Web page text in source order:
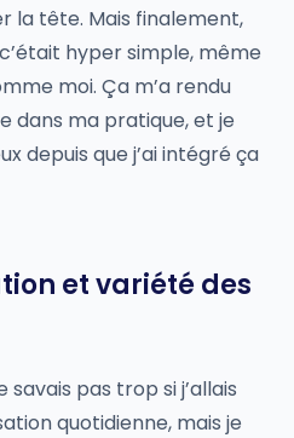
la tête. Mais finalement,
hyper simple, même
moi. Ça m’a rendu
dans ma pratique, et je
depuis que j’ai intégré ça
et variété des
savais pas trop si j’allais
quotidienne, mais je